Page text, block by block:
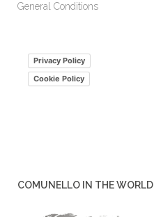
General Conditions
Privacy Policy
Cookie Policy
COMUNELLO IN THE WORLD